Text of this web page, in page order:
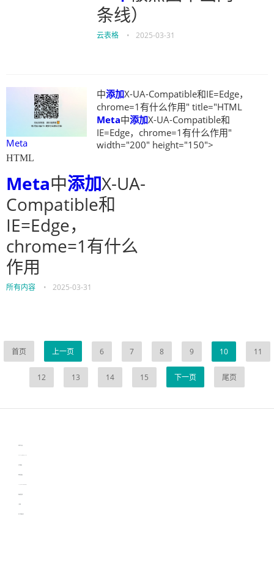
条线）
云表格 • 2025-03-31
Meta
中添加X-UA-Compatible和IE=Edge，
chrome=1有什么作用" title="HTML
Meta中添加X-UA-Compatible和
IE=Edge，chrome=1有什么作用"
width="200" height="150">
HTML
Meta中添加X-UA-
Compatible和
IE=Edge，
chrome=1有什么
作用
所有内容 • 2025-03-31
首页 上一页 6 7 8 9 10 11
12 13 14 15 下一页 尾页